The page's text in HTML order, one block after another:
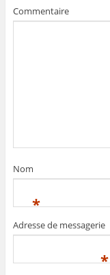
Commentaire
Nom
*
Adresse de messagerie
*